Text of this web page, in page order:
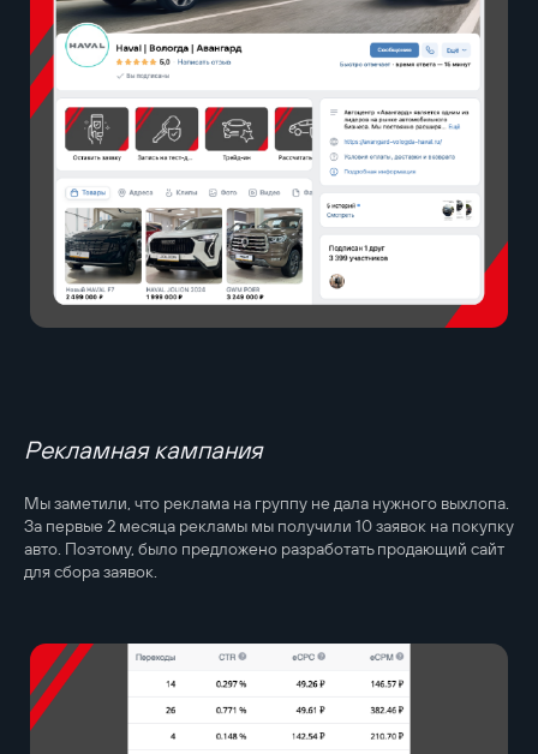
Рекламная кампания
Мы заметили, что реклама на группу не дала нужного выхлопа.
За первые 2 месяца рекламы мы получили 10 заявок на покупку
авто. Поэтому, было предложено разработать продающий сайт
для сбора заявок.